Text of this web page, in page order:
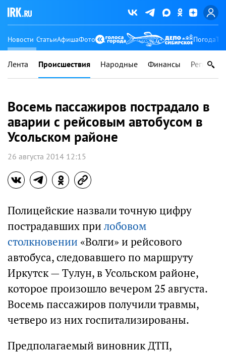
Новости СтатьиАфишаФото Погода
Лента Происшествия Народные Финансы Регионы
Восемь пассажиров пострадало в
аварии с рейсовым автобусом в
Усольском районе
26 августа 2014 12:15
Полицейские назвали точную цифру
пострадавших при лобовом
столкновении «Волги» и рейсового
автобуса, следовавшего по маршруту
Иркутск — Тулун, в Усольском районе,
которое произошло вечером 25 августа.
Восемь пассажиров получили травмы,
четверо из них госпитализированы.
Предполагаемый виновник ДТП,